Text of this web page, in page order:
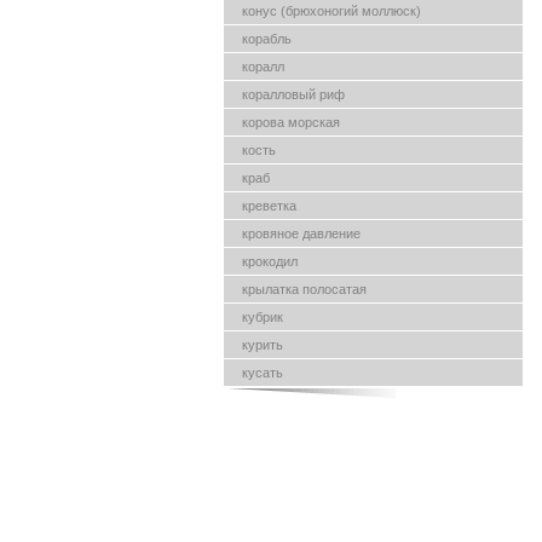
конус (брюхоногий моллюск)
корабль
коралл
коралловый риф
корова морская
кость
краб
креветка
кровяное давление
крокодил
крылатка полосатая
кубрик
курить
кусать